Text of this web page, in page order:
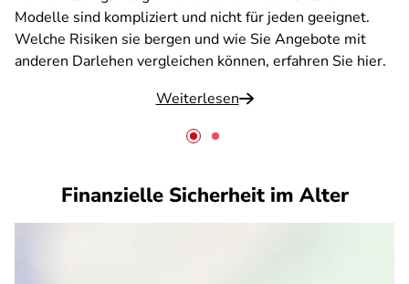
Modelle sind kompliziert und nicht für jeden geeignet.
Welche Risiken sie bergen und wie Sie Angebote mit
anderen Darlehen vergleichen können, erfahren Sie hier.
Weiterlesen
Finanzielle Sicherheit im Alter